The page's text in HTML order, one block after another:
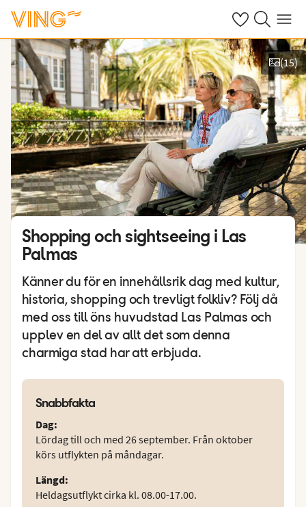
Se dinaSök på ving.se
Meny
Se bilder & film
(15)
Shopping och sightseeing i Las
Palmas
Känner du för en innehållsrik dag med kultur,
historia, shopping och trevligt folkliv? Följ då
med oss till öns huvudstad Las Palmas och
upplev en del av allt det som denna
charmiga stad har att erbjuda.
Snabbfakta
Dag:
Lördag till och med 26 september. Från oktober
körs utflykten på måndagar.
Längd:
Heldagsutflykt cirka kl. 08.00-17.00.